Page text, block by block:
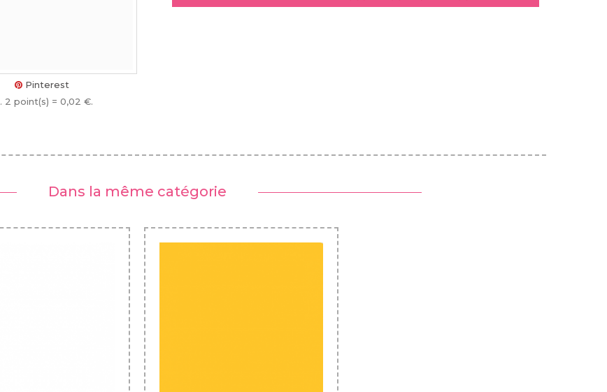
Pinterest
. 2 point(s) = 0,02 €.
Dans la même catégorie